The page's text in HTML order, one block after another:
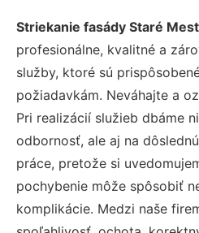
Striekanie fasády Staré
profesionálne, kvalitné a
služby, ktoré sú
požiadavkám. Neváhajte a
Pri realizácií služieb dbáme
odbornosť, ale aj na
práce, pretože si
pochybenie môže spôsobiť
komplikácie. Medzi naše